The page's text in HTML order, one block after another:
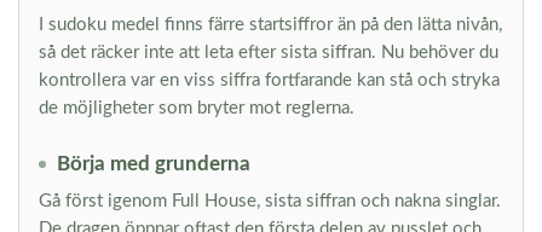
I sudoku medel finns färre startsiffror än på den lätta nivån,
så det räcker inte att leta efter sista siffran. Nu behöver du
kontrollera var en viss siffra fortfarande kan stå och stryka
de möjligheter som bryter mot reglerna.
Börja med grunderna
Gå först igenom Full House, sista siffran och nakna singlar.